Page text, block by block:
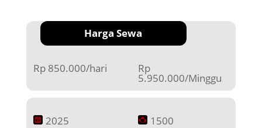
Harga Sewa
Rp 850.000/hari Rp
5.950.000/Minggu
2025 1500